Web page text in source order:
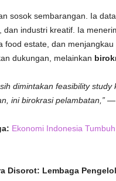
sosok sembarangan. Ia
dan industri kreatif. Ia
food estate, dan
dukungan, melainkan
dimintakan feasibility
ini birokrasi pelambatan,”—
Ekonomi Indonesia
Disorot: Lembaga